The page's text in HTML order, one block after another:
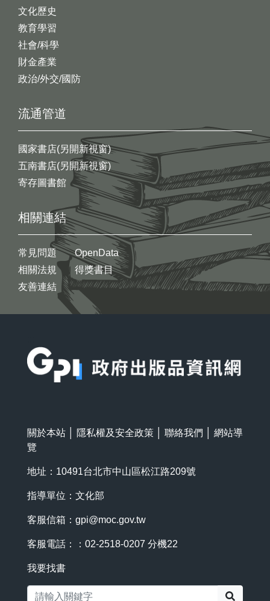
文化歷史
教育學習
社會/科學
財金產業
政治/外交/國防
流通管道
國家書店(另開新視窗)
五南書店(另開新視窗)
寄存圖書館
相關連結
常見問題
相關法規
友善連結
OpenData
得獎書目
關於本站 隱私權及安全政策 聯絡我們
網站導
覽
地址：10491台北市中山區松江路209號
指導單位：文化部
客服信箱： gpi@moc.gov.tw
客服電話：：02-2518-0207 分機22
我要找書